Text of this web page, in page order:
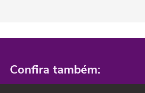
Confira também: